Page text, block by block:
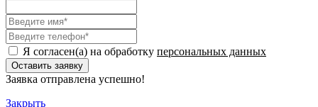
Я согласен(а) на обработку персональных данных
Заявка отправлена успешно!
Закрыть